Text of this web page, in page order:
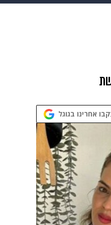
הרשת
אחרינו בגוגל